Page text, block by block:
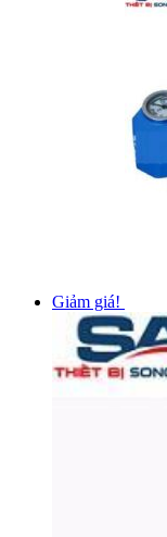
Giảm giá!